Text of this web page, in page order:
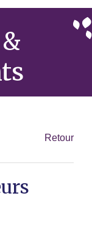
Retour